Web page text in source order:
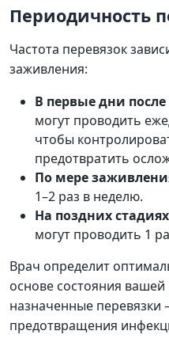
Периодичность
Частота перевязок
заживления:
В первые дни
могут проводить
чтобы
предотвратить
По мере
1–2 раз в неделю.
На поздних
могут проводить 1
Врач определит
основе состояния
назначенные перевязки
предотвращения